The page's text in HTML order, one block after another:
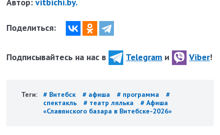
Автор:vitbichi.by.
Поделиться:
Подписывайтесь на нас в Telegram и Viber!
Теги: # Витебск # афиша # программа
#
спектакль
# театр лялька
# Афиша
«Славянского базара в Витебске-2026»